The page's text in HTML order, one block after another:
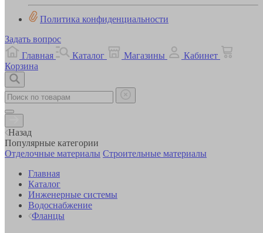
Политика конфиденциальности
Задать вопрос
Главная
Каталог Магазины
Кабинет
Корзина
Назад
Популярные категории
Отделочные материалы Строительные материалы
Главная
Каталог
Инженерные системы
Водоснабжение
Фланцы